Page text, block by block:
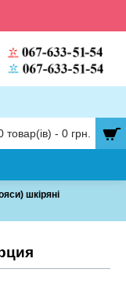
товар(ів) - 0 грн.
шкіряні